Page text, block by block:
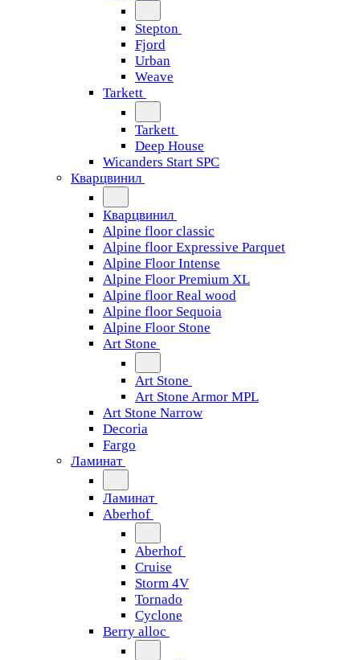
Stepton
Fjord
Urban
Weave
Tarkett
Tarkett
Deep House
Wicanders Start SPC
Кварцвинил
Кварцвинил
Alpine floor classic
Alpine floor Expressive Parquet
Alpine Floor Intense
Alpine Floor Premium XL
Alpine floor Real wood
Alpine floor Sequoia
Alpine Floor Stone
Art Stone
Art Stone
Art Stone Armor MPL
Art Stone Narrow
Decoria
Fargo
Ламинат
Ламинат
Aberhof
Aberhof
Cruise
Storm 4V
Tornado
Сyclone
Berry alloc